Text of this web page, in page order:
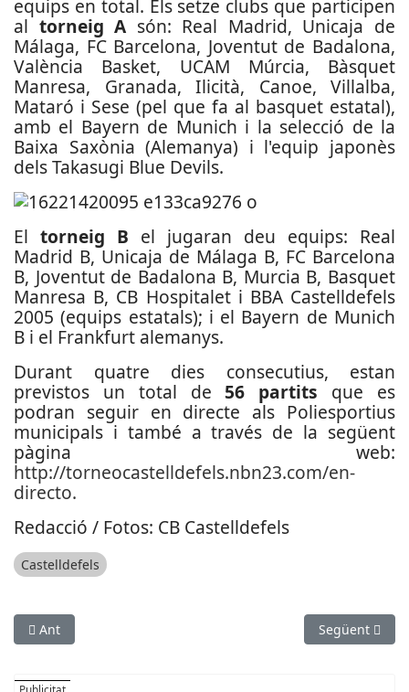
equips en total. Els setze clubs que participen
al torneig A són: Real Madrid, Unicaja de
Málaga, FC Barcelona, Joventut de Badalona,
València Basket, UCAM Múrcia, Bàsquet
Manresa, Granada, Ilicità, Canoe, Villalba,
Mataró i Sese (pel que fa al basquet estatal),
amb el Bayern de Munich i la selecció de la
Baixa Saxònia (Alemanya) i l'equip japonès
dels Takasugi Blue Devils.
El torneig B el jugaran deu equips: Real
Madrid B, Unicaja de Málaga B, FC Barcelona
B, Joventut de Badalona B, Murcia B, Basquet
Manresa B, CB Hospitalet i BBA Castelldefels
2005 (equips estatals); i el Bayern de Munich
B i el Frankfurt alemanys.
Durant quatre dies consecutius, estan
previstos un total de 56 partits que es
podran seguir en directe als Poliesportius
municipals i també a través de la següent
pàgina web:
http://torneocastelldefels.nbn23.com/en-
directo.
Redacció / Fotos: CB Castelldefels
Castelldefels
Article anterior: Primavera molt atlètica i solidària a Sant
Ant Article
Següent